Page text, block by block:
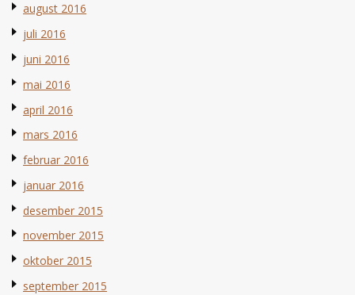
august 2016
juli 2016
juni 2016
mai 2016
april 2016
mars 2016
februar 2016
januar 2016
desember 2015
november 2015
oktober 2015
september 2015